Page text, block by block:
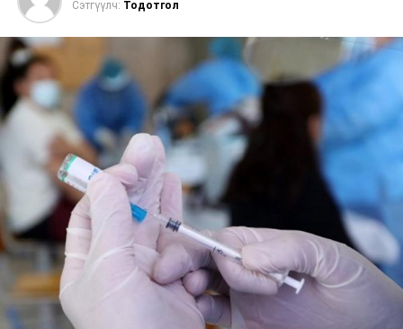
Сэтгүүлч: Тодотгол